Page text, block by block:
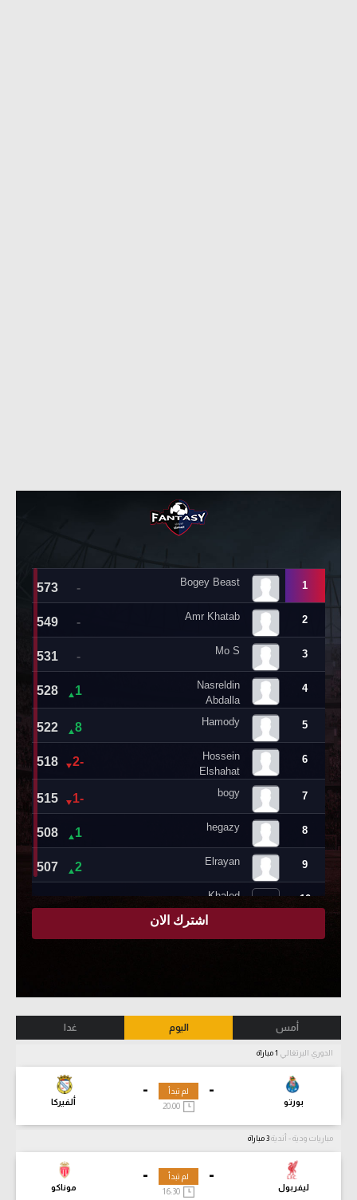
أمس اليوم غدا
الدوري البرتغالي
-
بورتو
-
ألفيركا
لم تبدأ
مباريات ودية - أندية
-
ليفربول
-
موناكو
لم تبدأ